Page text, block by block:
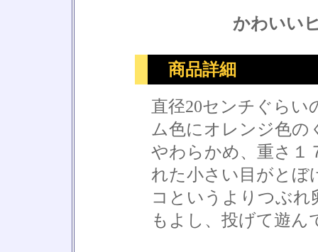
かわいい
商品詳細
直径20センチぐらい
ム色にオレンジ色の
やわらかめ、重さ１
れた小さい目がとぼ
コというよりつぶ
もよし、投げて遊ん